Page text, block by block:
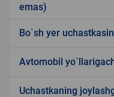
emas)
Bo`sh yer
Avtomobil
Uchastkaning